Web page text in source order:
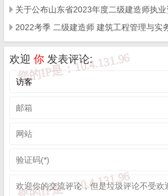
123网盘下载：（一）（二）（三）
发送：‘二建提取码’，获取提取码下
2022考季 二级建造师 建筑工程管理与实
欢迎 你 发表评论: